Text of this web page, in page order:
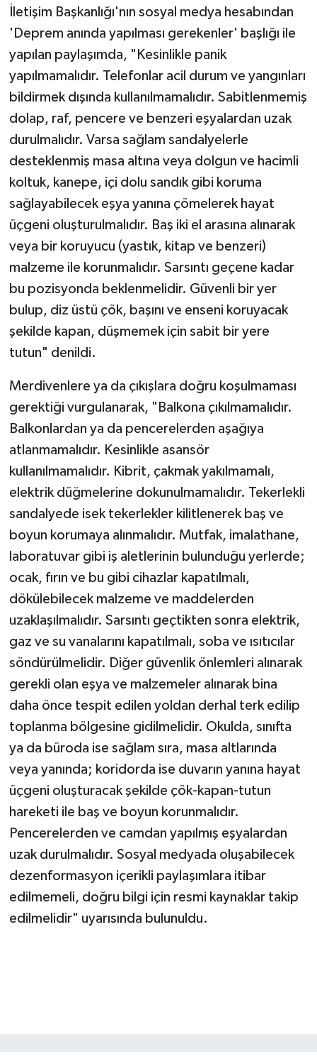
İletişim Başkanlığı'nın sosyal medya hesabından
'Deprem anında yapılması gerekenler' başlığı ile
yapılan paylaşımda, "Kesinlikle panik
yapılmamalıdır. Telefonlar acil durum ve yangınları
bildirmek dışında kullanılmamalıdır. Sabitlenmemiş
dolap, raf, pencere ve benzeri eşyalardan uzak
durulmalıdır. Varsa sağlam sandalyelerle
desteklenmiş masa altına veya dolgun ve hacimli
koltuk, kanepe, içi dolu sandık gibi koruma
sağlayabilecek eşya yanına çömelerek hayat
üçgeni oluşturulmalıdır. Baş iki el arasına alınarak
veya bir koruyucu (yastık, kitap ve benzeri)
malzeme ile korunmalıdır. Sarsıntı geçene kadar
bu pozisyonda beklenmelidir. Güvenli bir yer
bulup, diz üstü çök, başını ve enseni koruyacak
şekilde kapan, düşmemek için sabit bir yere
tutun" denildi.
Merdivenlere ya da çıkışlara doğru koşulmaması
gerektiği vurgulanarak, "Balkona çıkılmamalıdır.
Balkonlardan ya da pencerelerden aşağıya
atlanmamalıdır. Kesinlikle asansör
kullanılmamalıdır. Kibrit, çakmak yakılmamalı,
elektrik düğmelerine dokunulmamalıdır. Tekerlekli
sandalyede isek tekerlekler kilitlenerek baş ve
boyun korumaya alınmalıdır. Mutfak, imalathane,
laboratuvar gibi iş aletlerinin bulunduğu yerlerde;
ocak, fırın ve bu gibi cihazlar kapatılmalı,
dökülebilecek malzeme ve maddelerden
uzaklaşılmalıdır. Sarsıntı geçtikten sonra elektrik,
gaz ve su vanalarını kapatılmalı, soba ve ısıtıcılar
söndürülmelidir. Diğer güvenlik önlemleri alınarak
gerekli olan eşya ve malzemeler alınarak bina
daha önce tespit edilen yoldan derhal terk edilip
toplanma bölgesine gidilmelidir. Okulda, sınıfta
ya da büroda ise sağlam sıra, masa altlarında
veya yanında; koridorda ise duvarın yanına hayat
üçgeni oluşturacak şekilde çök-kapan-tutun
hareketi ile baş ve boyun korunmalıdır.
Pencerelerden ve camdan yapılmış eşyalardan
uzak durulmalıdır. Sosyal medyada oluşabilecek
dezenformasyon içerikli paylaşımlara itibar
edilmemeli, doğru bilgi için resmi kaynaklar takip
edilmelidir" uyarısında bulunuldu.